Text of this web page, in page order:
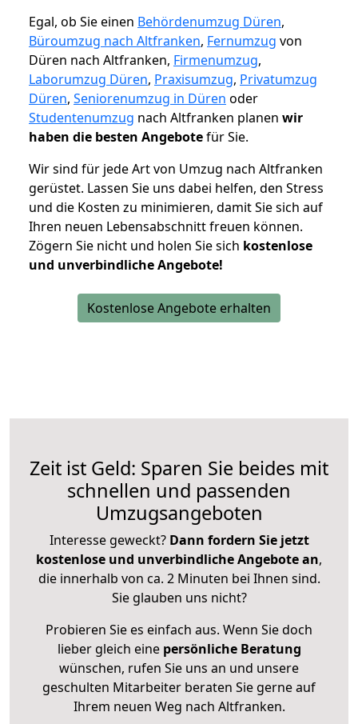
Egal, ob Sie einen Behördenumzug Düren,
Büroumzug nach Altfranken, Fernumzug von
Düren nach Altfranken, Firmenumzug,
Laborumzug Düren, Praxisumzug, Privatumzug
Düren, Seniorenumzug in Düren oder
Studentenumzug nach Altfranken planen wir
haben die besten Angebotefür Sie.
Wir sind für jede Art von Umzug nach Altfranken
gerüstet. Lassen Sie uns dabei helfen, den Stress
und die Kosten zu minimieren, damit Sie sich auf
Ihren neuen Lebensabschnitt freuen können.
Zögern Sie nicht und holen Sie sich kostenlose
und unverbindliche Angebote!
Kostenlose Angebote erhalten
Zeit ist Geld: Sparen Sie beides mit
schnellen und passenden
Umzugsangeboten
Interesse geweckt? Dann fordern Sie jetzt
kostenlose und unverbindliche Angebote an,
die innerhalb von ca. 2 Minuten bei Ihnen sind.
Sie glauben uns nicht?
Probieren Sie es einfach aus. Wenn Sie doch
lieber gleich eine persönliche Beratung
wünschen, rufen Sie uns an und unsere
geschulten Mitarbeiter beraten Sie gerne auf
Ihrem neuen Weg nach Altfranken.